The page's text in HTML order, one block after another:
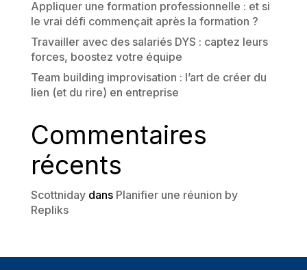
Appliquer une formation professionnelle : et si
le vrai défi commençait après la formation ?
Travailler avec des salariés DYS : captez leurs
forces, boostez votre équipe
Team building improvisation : l’art de créer du
lien (et du rire) en entreprise
Commentaires
récents
Scottnidaydans Planifier une réunion by
Repliks